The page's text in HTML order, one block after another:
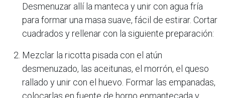
Desmenuzar allí la manteca y unir con agua fría
para formar una masa suave, fácil de estirar. Cortar
cuadrados y rellenar con la siguiente preparación:
Mezclar la ricotta pisada con el atún
desmenuzado, las aceitunas, el morrón, el queso
rallado y unir con el huevo. Formar las empanadas,
colocarlas en fuente de horno enmantecada y